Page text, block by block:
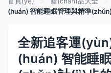
(huán) 智能睡眠管理與精準
全新追客運
(huán) 智能睡